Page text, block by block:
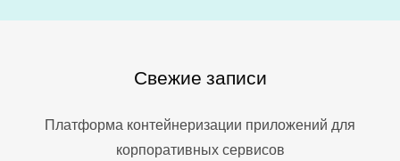
Свежие записи
Платформа контейнеризации приложений для
корпоративных сервисов